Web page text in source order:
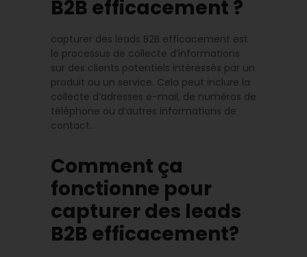
B2B efficacement ?
capturer des leads B2B efficacement est
le processus de collecte d’informations
sur des clients potentiels intéressés par un
produit ou un service. Cela peut inclure la
collecte d’adresses e-mail, de numéros de
téléphone ou d’autres informations de
contact.
Comment ça
fonctionne pour
capturer des leads
B2B efficacement?